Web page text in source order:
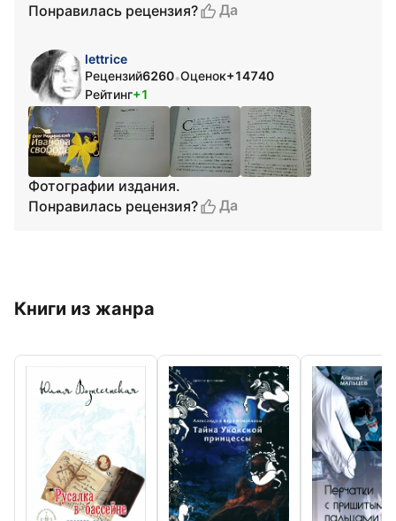
Понравилась рецензия?
Да
lettrice
Рецензий6260•Оценок+14740
Рейтинг+1
Фотографии издания.
Понравилась рецензия?
Да
Книги из жанра